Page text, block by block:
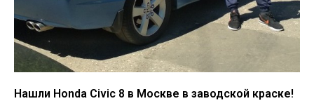
Нашли Honda Civic 8 в Москве в заводской краске!